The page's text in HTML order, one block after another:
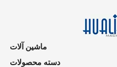
ماشین آلات
دسته محصولات